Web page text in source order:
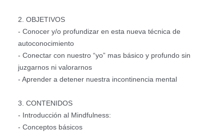
2. OBJETIVOS
- Conocer y/o profundizar en esta nueva técnica de
autoconocimiento
- Conectar con nuestro “yo” mas básico y profundo sin
juzgarnos ni valorarnos
- Aprender a detener nuestra incontinencia mental
3. CONTENIDOS
- Introducción al Mindfulness:
- Conceptos básicos